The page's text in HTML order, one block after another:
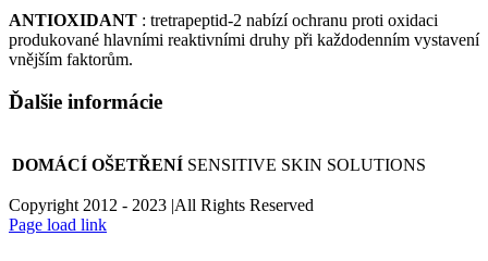
ANTIOXIDANT : tretrapeptid-2 nabízí ochranu proti oxidaci
produkované hlavními reaktivními druhy při každodenním vystavení
vnějším faktorům.
Ďalšie informácie
DOMÁCÍ OŠETŘENÍ SENSITIVE SKIN SOLUTIONS
Copyright 2012 - 2023 |All Rights Reserved
Facebook
Instagram
Page load link